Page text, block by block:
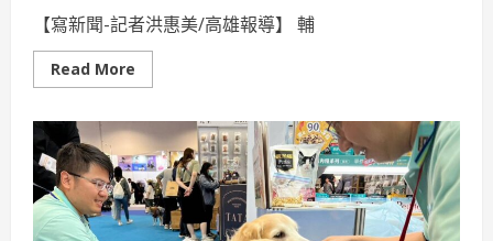
【寫新聞-記者洪惠美/高雄報導】 輔
Read More
more
英
科
技
大
學
深
化